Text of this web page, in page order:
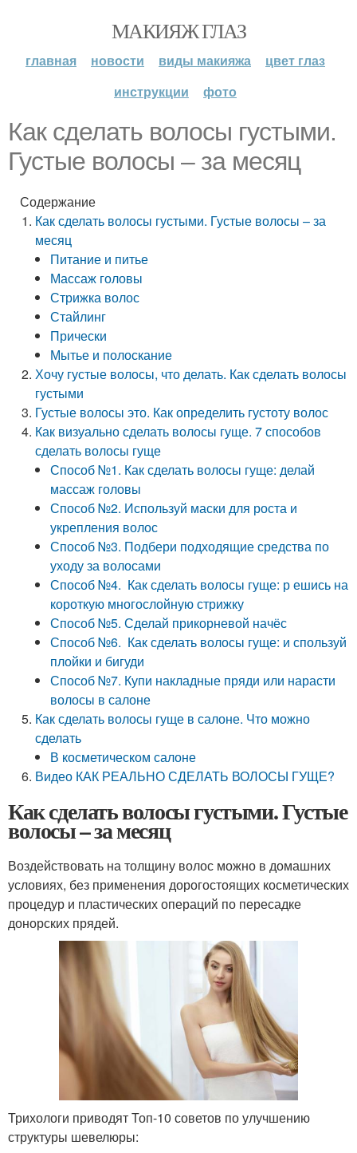
МАКИЯЖ ГЛАЗ
главная новости виды макияжа
цвет глаз
инструкции
фото
Как сделать волосы густыми.
Густые волосы – за месяц
Содержание
Как сделать волосы густыми. Густые волосы – за
месяц
Питание и питье
Массаж головы
Стрижка волос
Стайлинг
Прически
Мытье и полоскание
Хочу густые волосы, что делать. Как сделать волосы
густыми
Густые волосы это. Как определить густоту волос
Как визуально сделать волосы гуще. 7 способов
сделать волосы гуще
Способ №1. Как сделать волосы гуще: делай
массаж головы
Способ №2. Используй маски для роста и
укрепления волос
Способ №3. Подбери подходящие средства по
уходу за волосами
Способ №4. Как сделать волосы гуще: р ешись на
короткую многослойную стрижку
Способ №5. Сделай прикорневой начёс
Способ №6. Как сделать волосы гуще: и спользуй
плойки и бигуди
Способ №7. Купи накладные пряди или нарасти
волосы в салоне
Как сделать волосы гуще в салоне. Что можно
сделать
В косметическом салоне
Видео КАК РЕАЛЬНО СДЕЛАТЬ ВОЛОСЫ ГУЩЕ?
Как сделать волосы густыми. Густые
волосы – за месяц
Воздействовать на толщину волос можно в домашних
условиях, без применения дорогостоящих косметических
процедур и пластических операций по пересадке
донорских прядей.
Трихологи приводят Топ-10 советов по улучшению
структуры шевелюры: